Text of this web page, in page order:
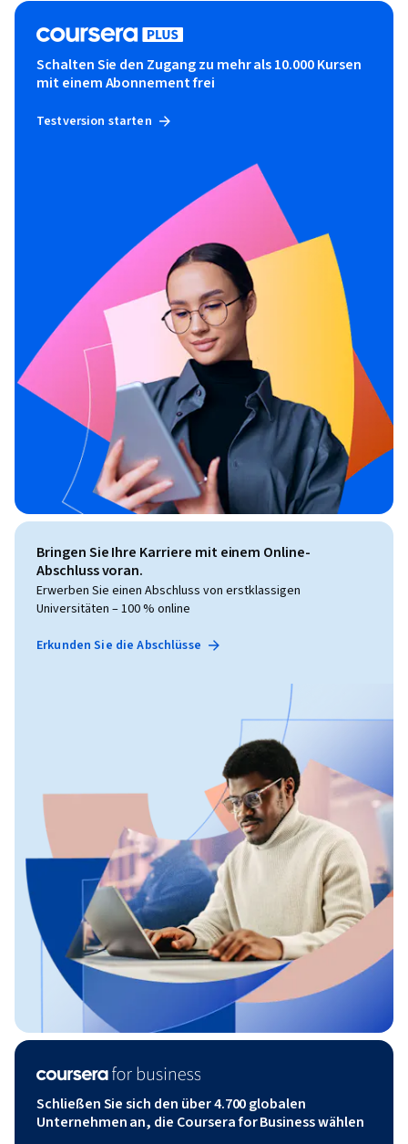
Schalten Sie den Zugang zu mehr als 10.000 Kursen
mit einem Abonnement frei
Testversion starten
Bringen Sie Ihre Karriere mit einem Online-
Abschluss voran.
Erwerben Sie einen Abschluss von erstklassigen
Universitäten – 100 % online
Erkunden Sie die Abschlüsse
Schließen Sie sich den über 4.700 globalen
Unternehmen an, die Coursera for Business wählen